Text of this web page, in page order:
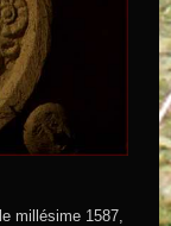
millésime 1587,